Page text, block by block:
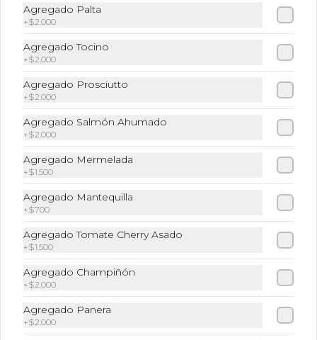
$3.590
Cafetería y Bebidas Frías
$6.490
Agregado Palta
+$2.000
Agregado Tocino
+$2.000
Agregado Prosciutto
+$2.000
Agregado Salmón Ahumado
+$2.000
Agregado Mermelada
+$1.500
Agregado Mantequilla
+$700
Agregado Tomate Cherry Asado
+$1.500
Agregado Champiñón
+$2.000
Agregado Panera
+$2.000